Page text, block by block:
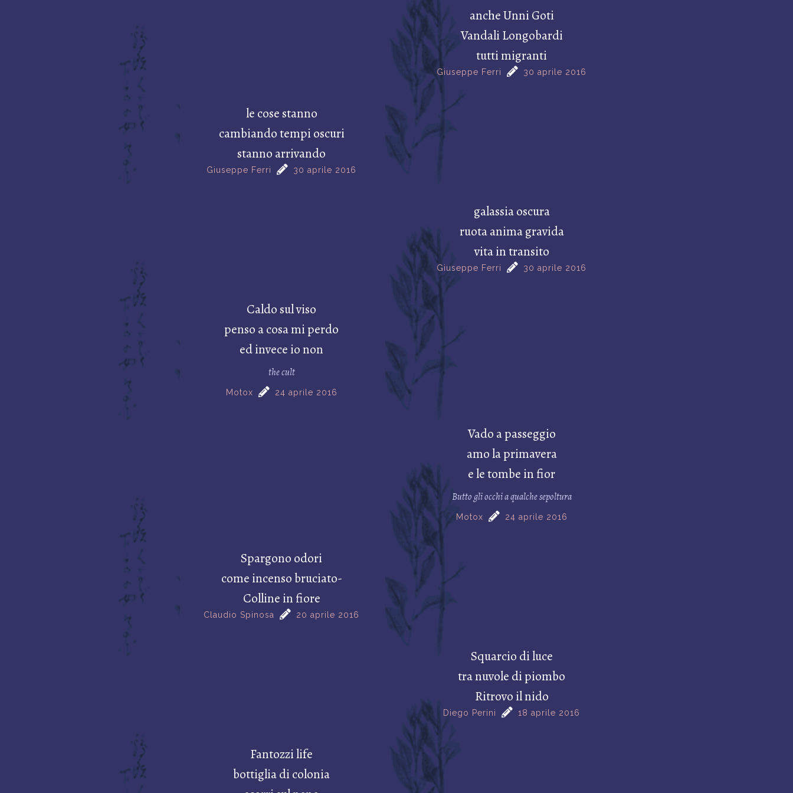
anche Unni Goti
Vandali Longobardi
tutti migranti
Giuseppe Ferri 30 aprile 2016
le cose stanno
cambiando tempi oscuri
stanno arrivando
Giuseppe Ferri 30 aprile 2016
galassia oscura
ruota anima gravida
vita in transito
Giuseppe Ferri 30 aprile 2016
Caldo sul viso
penso a cosa mi perdo
ed invece io non
the cult
Motox 24 aprile 2016
Vado a passeggio
amo la primavera
e le tombe in fior
Butto gli occhi a qualche sepoltura
Motox 24 aprile 2016
Spargono odori
come incenso bruciato-
Colline in fiore
Claudio Spinosa 20 aprile 2016
Squarcio di luce
tra nuvole di piombo
Ritrovo il nido
Diego Perini 18 aprile 2016
Fantozzi life
bottiglia di colonia